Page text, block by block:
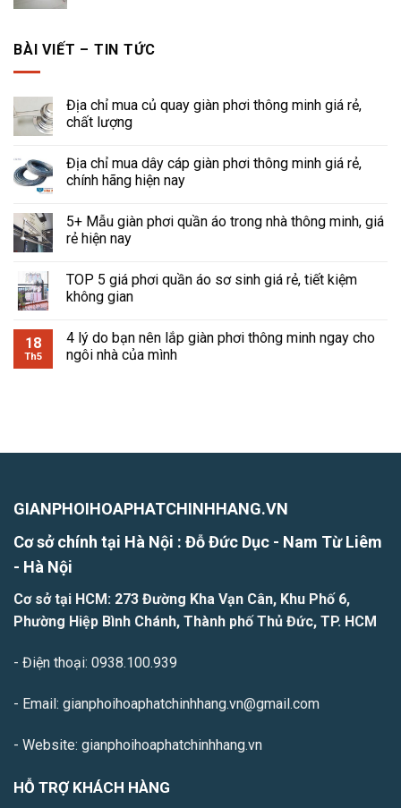
BÀI VIẾT – TIN TỨC
Địa chỉ mua củ quay giàn phơi thông minh giá rẻ,
chất lượng
Địa chỉ mua dây cáp giàn phơi thông minh giá rẻ,
chính hãng hiện nay
5+ Mẫu giàn phơi quần áo trong nhà thông minh, giá
rẻ hiện nay
TOP 5 giá phơi quần áo sơ sinh giá rẻ, tiết kiệm
không gian
18
Th5
4 lý do bạn nên lắp giàn phơi thông minh ngay cho
ngôi nhà của mình
GIANPHOIHOAPHATCHINHHANG.VN
Cơ sở chính tại Hà Nội : Đỗ Đức Dục - Nam Từ Liêm
- Hà Nội
Cơ sở tại HCM: 273 Đường Kha Vạn Cân, Khu Phố 6,
Phường Hiệp Bình Chánh, Thành phố Thủ Đức, TP. HCM
- Điện thoại: 0938.100.939
- Email: gianphoihoaphatchinhhang.vn@gmail.com
- Website: gianphoihoaphatchinhhang.vn
HỖ TRỢ KHÁCH HÀNG